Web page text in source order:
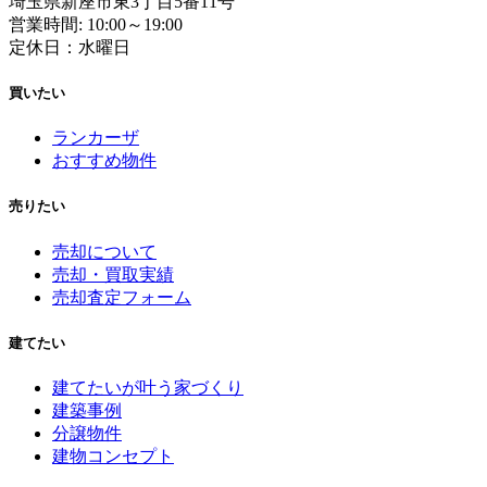
営業時間: 10:00～19:00
定休日：水曜日
買いたい
ランカーザ
おすすめ物件
売りたい
売却について
売却・買取実績
売却査定フォーム
建てたい
建てたいが叶う家づくり
建築事例
分譲物件
建物コンセプト